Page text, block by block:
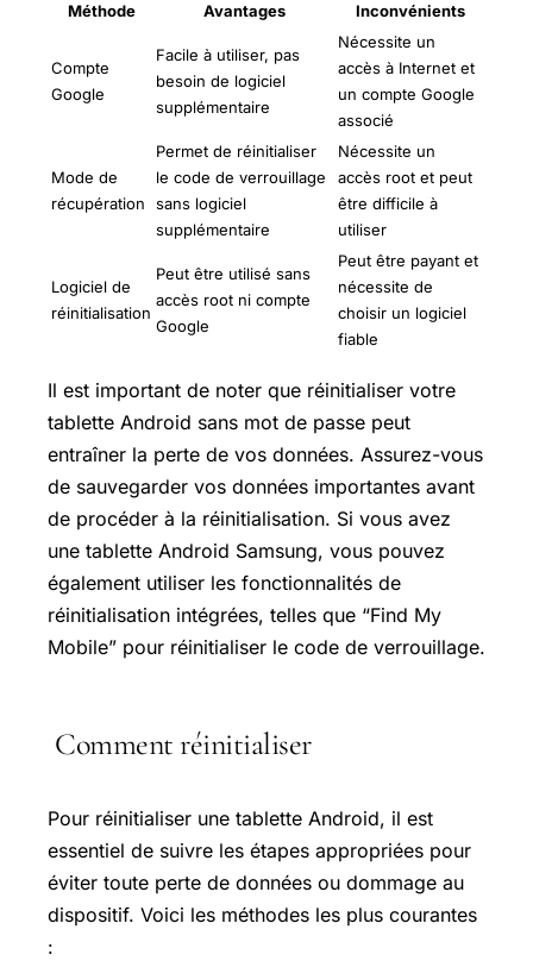
Méthode Avantages Inconvénients
Compte
Google
Facile à utiliser, pas
besoin de logiciel
supplémentaire
Nécessite un
accès à Internet et
un compte Google
associé
Mode de
récupération
Permet de réinitialiser
le code de verrouillage
sans logiciel
supplémentaire
Nécessite un
accès root et peut
être difficile à
utiliser
Logiciel de
réinitialisation
Peut être utilisé sans
accès root ni compte
Google
Peut être payant et
nécessite de
choisir un logiciel
fiable
Il est important de noter que réinitialiser votre
tablette Android sans mot de passe peut
entraîner la perte de vos données. Assurez-vous
de sauvegarder vos données importantes avant
de procéder à la réinitialisation. Si vous avez
une tablette Android Samsung, vous pouvez
également utiliser les fonctionnalités de
réinitialisation intégrées, telles que “Find My
Mobile” pour réinitialiser le code de verrouillage.
Comment réinitialiser
Pour réinitialiser une tablette Android, il est
essentiel de suivre les étapes appropriées pour
éviter toute perte de données ou dommage au
dispositif. Voici les méthodes les plus courantes
: